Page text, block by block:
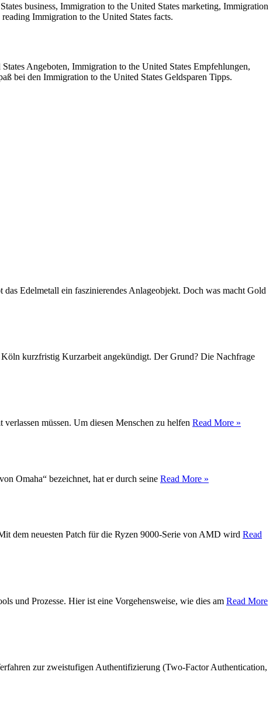
business, Immigration to the United States marketing, Immigration
Immigration to the United States facts.
Angeboten, Immigration to the United States Empfehlungen,
bei den Immigration to the United States Geldsparen Tipps.
Edelmetall ein faszinierendes Anlageobjekt. Doch was macht Gold
kurzfristig Kurzarbeit angekündigt. Der Grund? Die Nachfrage
müssen. Um diesen Menschen zu helfen Read More »
Omaha“ bezeichnet, hat er durch seine Read More »
dem neuesten Patch für die Ryzen 9000-Serie von AMD wird Read
und Prozesse. Hier ist eine Vorgehensweise, wie dies am Read More
zur zweistufigen Authentifizierung (Two-Factor Authentication,